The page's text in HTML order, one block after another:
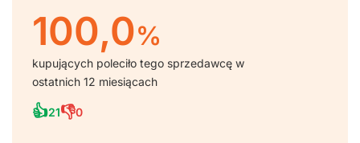
100,0%
kupujących poleciło tego sprzedawcę w
ostatnich 12 miesiącach
👍21👎0